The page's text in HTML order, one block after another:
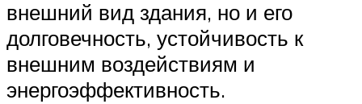
внешний вид здания, но и его
долговечность, устойчивость к
внешним воздействиям и
энергоэффективность.